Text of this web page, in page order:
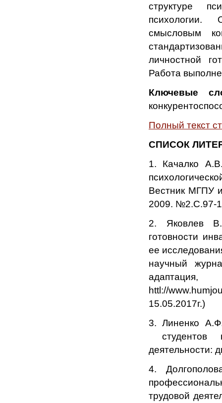
структуре
психологии.
смысловым
личностной
Работа
Ключевые
Полный текст
СПИСОК
1. Качалко
Вестник МГПУ
2009. №2.С.97-
2. Яковлев
готовности
ее
научный
httl://
15.05.2017г.)
3. Линенко
студентов
деятельности:
4.
трудовой